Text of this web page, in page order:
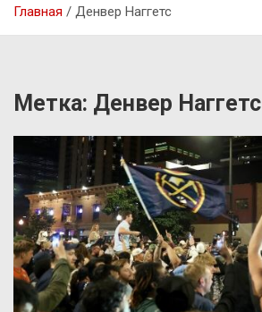
Главная Денвер Наггетс
Метка: Денвер Наггетс